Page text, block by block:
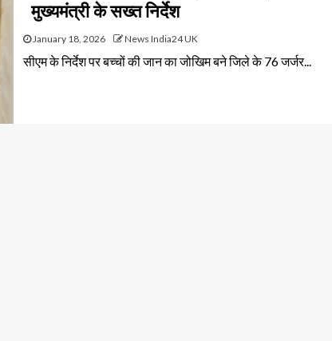
मुख्यमंत्री के सख्त निर्देश
January 18, 2026 News India24 UK
सीएम के निर्देश पर बच्चों की जान का जोखिम बने जिले के 76 जर्जर...